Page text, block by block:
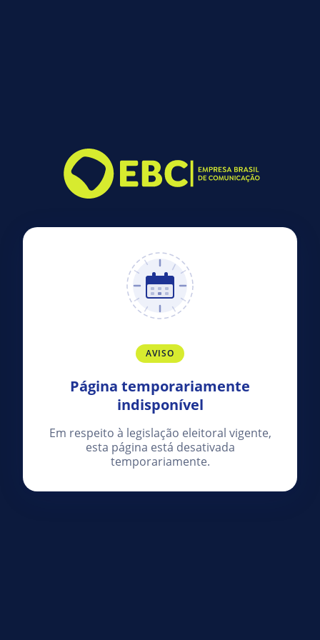
AVISO
Página temporariamente
indisponível
Em respeito à legislação eleitoral vigente,
esta página está desativada
temporariamente.